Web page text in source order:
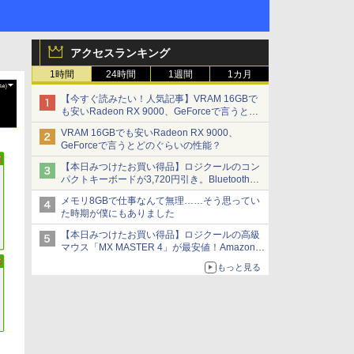
アクセスランキング
1時間 24時間 1週間 1カ月
【今すぐ読みたい！人気記事】VRAM 16GBで
も安いRadeon RX 9000、GeForceで言うとど
のぐらいの性能？ - PC Watch
VRAM 16GBでも安いRadeon RX 9000、
GeForceで言うとどのぐらいの性能？
【本日みつけたお買い得品】ロジクールのコン
パクトキーボードが3,720円引き。Bluetoothで3
台接続対応
メモリ8GBで仕事なんて無理……そう思ってい
た時期が僕にもありました
【本日みつけたお買い得品】ロジクールの高級
マウス「MX MASTER 4」が最安値！Amazonで
もっと見る